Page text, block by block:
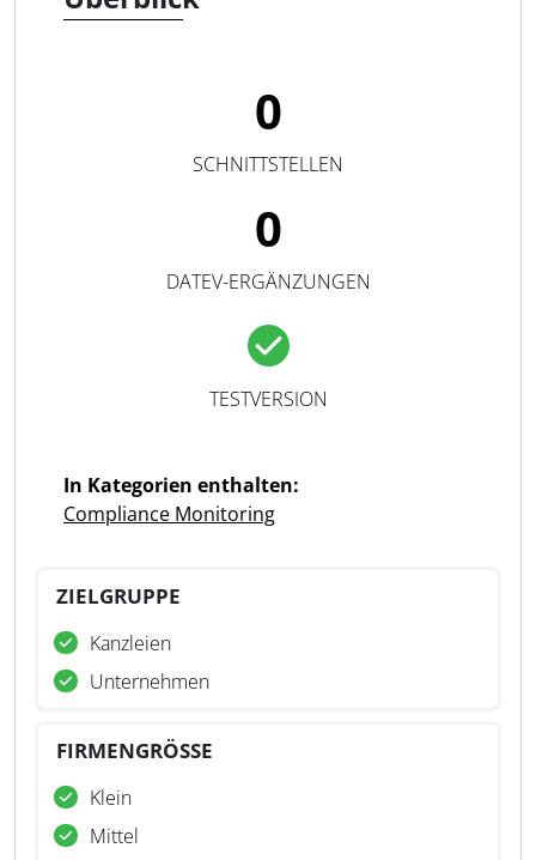
0
SCHNITTSTELLEN
0
DATEV-ERGÄNZUNGEN
TESTVERSION
In Kategorien enthalten:
Compliance Monitoring
ZIELGRUPPE
Kanzleien
Unternehmen
FIRMENGRÖSSE
Klein
Mittel